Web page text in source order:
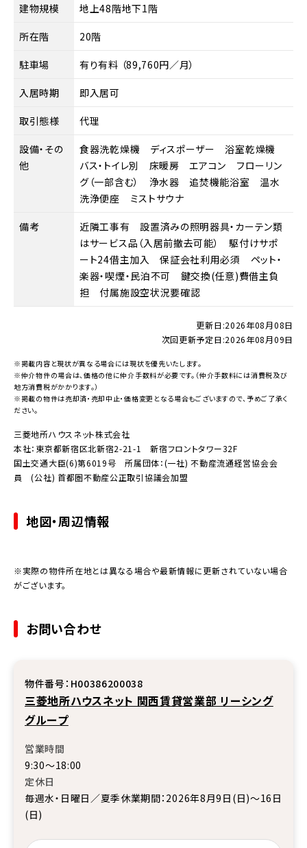
建物規模 地上48階地下1階
所在階 20階
駐車場 有り有料 （89,760円／月）
入居時期 即入居可
取引態様 代理
設備・その
他
食器洗乾燥機 ディスポーザー 浴室乾燥機
バス・トイレ別 床暖房 エアコン フローリン
グ（一部含む） 浄水器 追焚機能浴室 温水
洗浄便座 ミストサウナ
備考
近隣工事有 設置済みの照明器具・カーテン類
はサービス品（入居前撤去可能） 駆付けサポ
ート24借主加入 保証会社利用必須 ペット・
楽器・喫煙・民泊不可 鍵交換(任意)費借主負
担 付属施設空状況要確認
更新日:2026年08月08日
次回更新予定日:2026年08月09日
※掲載内容と現状が異なる場合には現状を優先いたします。
※仲介物件の場合は、価格の他に仲介手数料が必要です。（仲介手数料には消費税及び
地方消費税がかかります。）
※掲載の物件は売却済・売却中止・価格変更となる場合もございますので、予めご了承く
ださい。
三菱地所ハウスネット株式会社
本社：東京都新宿区北新宿2-21-1 新宿フロントタワー32F
国土交通大臣(6)第6019号 所属団体：(一社) 不動産流通経営協会会
員 (公社) 首都圏不動産公正取引協議会加盟
地図・周辺情報
※実際の物件所在地とは異なる場合や最新情報に更新されていない場合
がございます。
お問い合わせ
三菱地所ハウスネット 関西賃貸営業部 リーシング
グループ
物件番号：H00386200038
営業時間
9:30～18:00
定休日
毎週水・日曜日／夏季休業期間：2026年8月9日(日)～16日
(日)